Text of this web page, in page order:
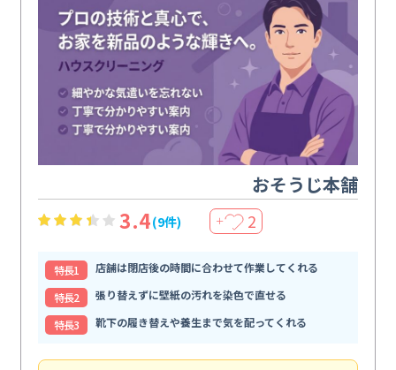
おそうじ本舗
3.4(9件) ＋ 2
特⻑1
店舗は閉店後の時間に合わせて作業してくれる
特⻑2
張り替えずに壁紙の汚れを染色で直せる
特⻑3
靴下の履き替えや養生まで気を配ってくれる